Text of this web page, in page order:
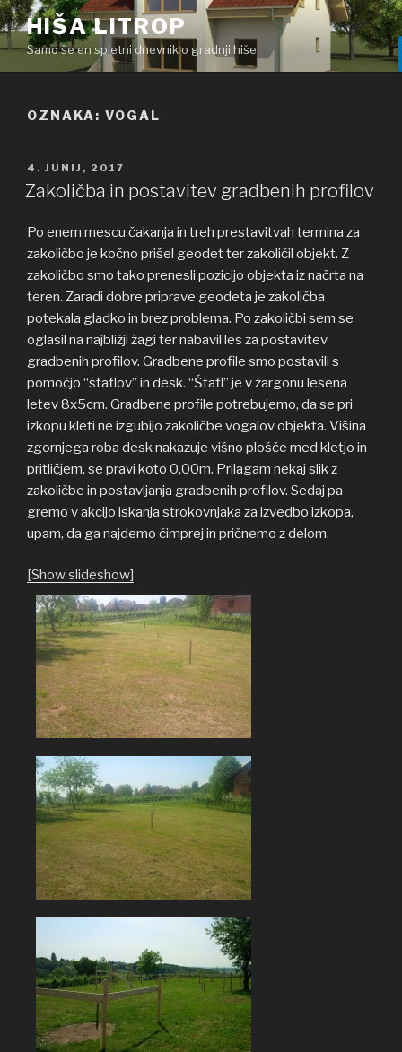
Skoči
na
vsebino
HIŠA LITROP
Samo še en spletni dnevnik o gradnji hiše
OZNAKA: VOGAL
OBJAVLJENO
DNE
4. JUNIJ, 2017
Zakoličba in postavitev gradbenih profilov
Po enem mescu čakanja in treh prestavitvah termina za
zakoličbo je kočno prišel geodet ter zakoličil objekt. Z
zakoličbo smo tako prenesli pozicijo objekta iz načrta na
teren. Zaradi dobre priprave geodeta je zakoličba
potekala gladko in brez problema. Po zakoličbi sem se
oglasil na najbližji žagi ter nabavil les za postavitev
gradbenih profilov. Gradbene profile smo postavili s
pomočjo “štaflov” in desk. “Štafl” je v žargonu lesena
letev 8x5cm. Gradbene profile potrebujemo, da se pri
izkopu kleti ne izgubijo zakoličbe vogalov objekta. Višina
zgornjega roba desk nakazuje višno plošče med kletjo in
pritličjem, se pravi koto 0,00m. Prilagam nekaj slik z
zakoličbe in postavljanja gradbenih profilov. Sedaj pa
gremo v akcijo iskanja strokovnjaka za izvedbo izkopa,
upam, da ga najdemo čimprej in pričnemo z delom.
[Show slideshow]